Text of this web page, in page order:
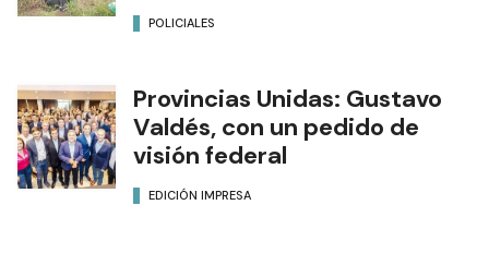
POLICIALES
Provincias Unidas: Gustavo
Valdés, con un pedido de
visión federal
EDICIÓN IMPRESA